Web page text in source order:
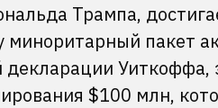
Трампа,
пакет
декларации
$100 млн,